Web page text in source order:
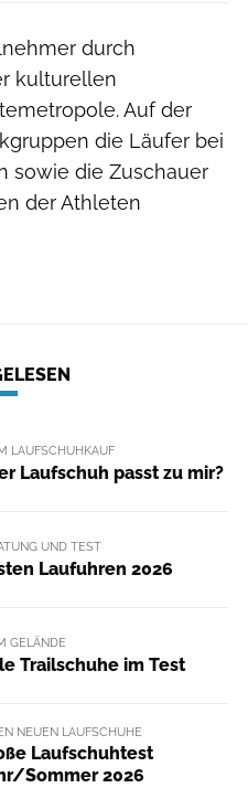
durch
kulturellen
Auf der
die Läufer bei
sowie die Zuschauer
der Athleten
LAUFSCHUHKAUF
Laufschuh passt zu mir?
UND TEST
Laufuhren 2026
GELÄNDE
Trailschuhe im Test
NEUEN LAUFSCHUHE
Laufschuhtest
Sommer 2026